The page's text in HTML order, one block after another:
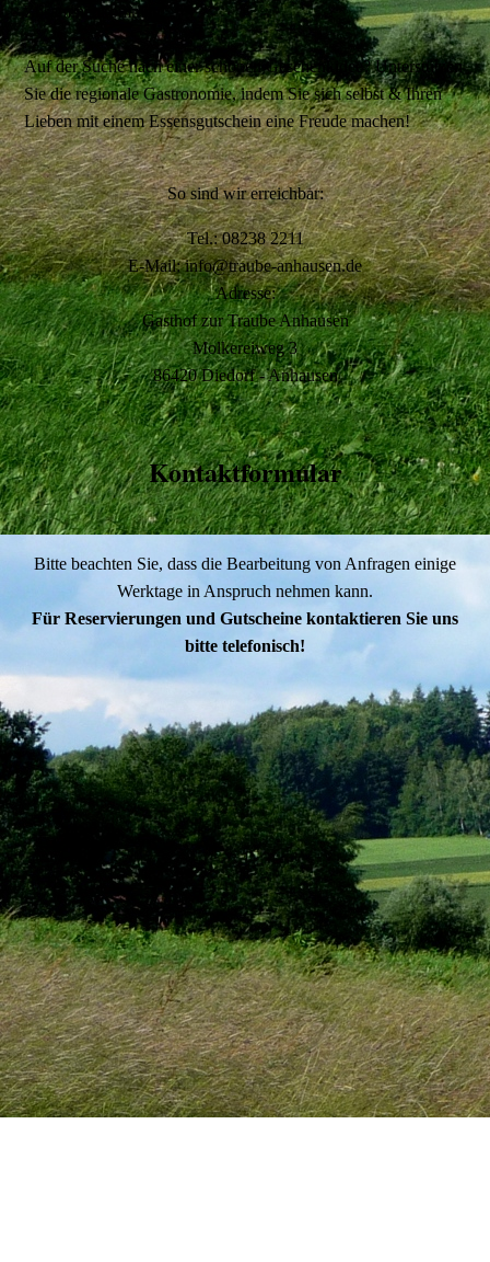
Zusammenkommen!
Auf der Suche nach einer schönen Geschenkidee? Unterstützen
Sie die regionale Gastronomie, indem Sie sich selbst & Ihren
Lieben mit einem Essensgutschein eine Freude machen!
So sind wir erreichbar:
Tel.: 08238 2211
E-Mail: info@traube-anhausen.de
Adresse:
Gasthof zur Traube Anhausen
Molkereiweg 3
86420 Diedorf - Anhausen
Kontaktformular
Bitte beachten Sie, dass die Bearbeitung von Anfragen einige
Werktage in Anspruch nehmen kann.
Für Reservierungen und Gutscheine kontaktieren Sie uns
bitte telefonisch!
f
f